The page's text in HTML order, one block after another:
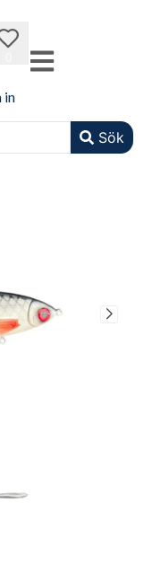
Sök
wishlist
in